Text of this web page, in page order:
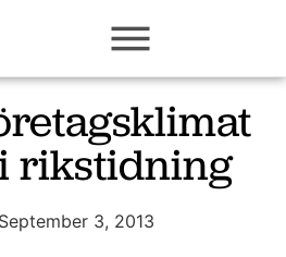
rikstidning
September 3, 2013